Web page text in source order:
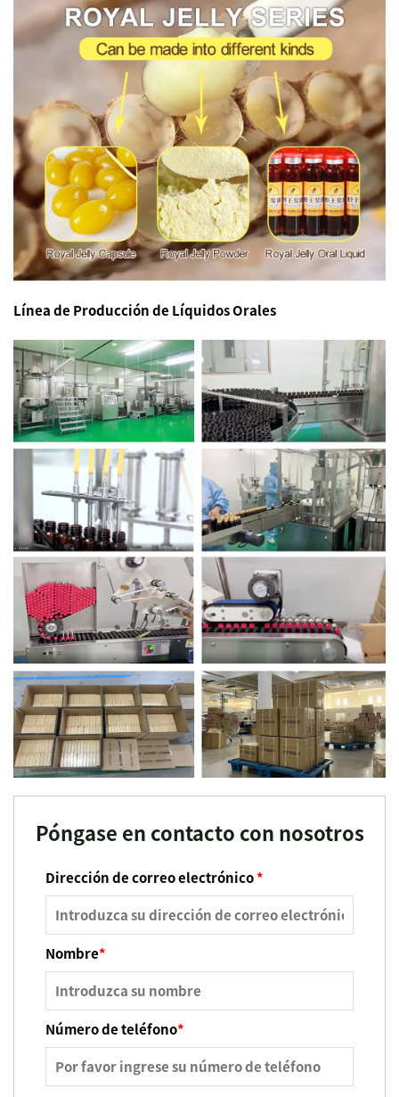
Línea de Producción de Líquidos Orales
Póngase en contacto con nosotros
Dirección de correo electrónico*
Nombre*
Número de teléfono*